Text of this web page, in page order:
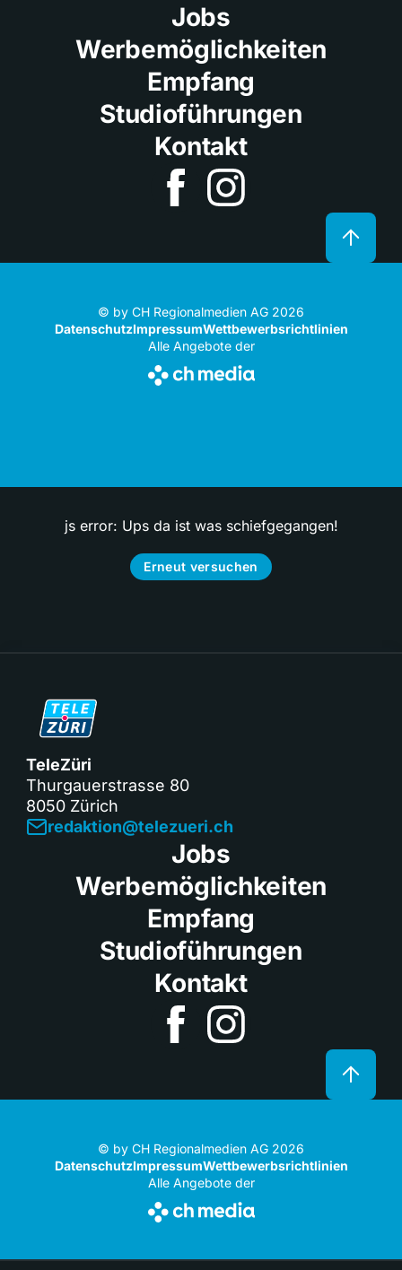
Jobs
Werbemöglichkeiten
Empfang
Studioführungen
Kontakt
© by CH Regionalmedien AG 2026
DatenschutzImpressumWettbewerbsrichtlinien
Alle Angebote der
js error: Ups da ist was schiefgegangen!
Erneut versuchen
TeleZüri
Thurgauerstrasse 80
8050 Zürich
redaktion@telezueri.ch
Jobs
Werbemöglichkeiten
Empfang
Studioführungen
Kontakt
© by CH Regionalmedien AG 2026
DatenschutzImpressumWettbewerbsrichtlinien
Alle Angebote der